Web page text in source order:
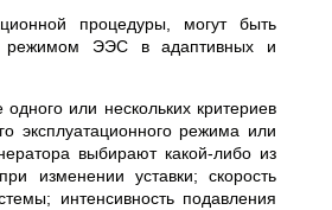
процедуры, могут быть
режимом ЭЭС в адаптивных и
или нескольких критериев
эксплуатационного режима или
выбирают какой-либо из
изменении уставки; скорость
интенсивность подавления